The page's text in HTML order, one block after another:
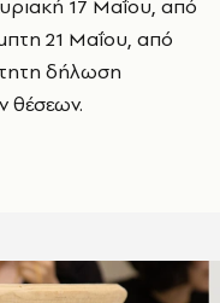
17 Μαΐου, από
21 Μαΐου, από
δήλωση
θέσεων.